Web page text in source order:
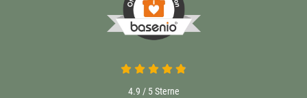
4.9 / 5Sterne